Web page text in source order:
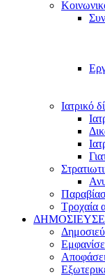
Ιατρικό
Τροχαία